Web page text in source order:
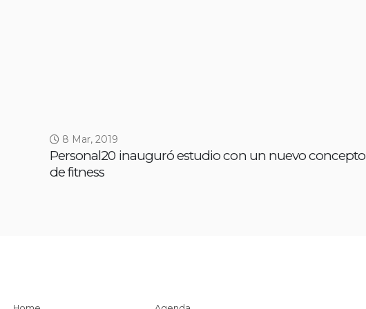
8 Mar, 2019
Personal20 inauguró estudio con un nuevo concepto
de fitness